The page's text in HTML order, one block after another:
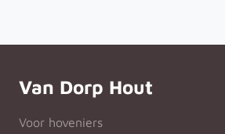
Van Dorp Hout
Voor hoveniers